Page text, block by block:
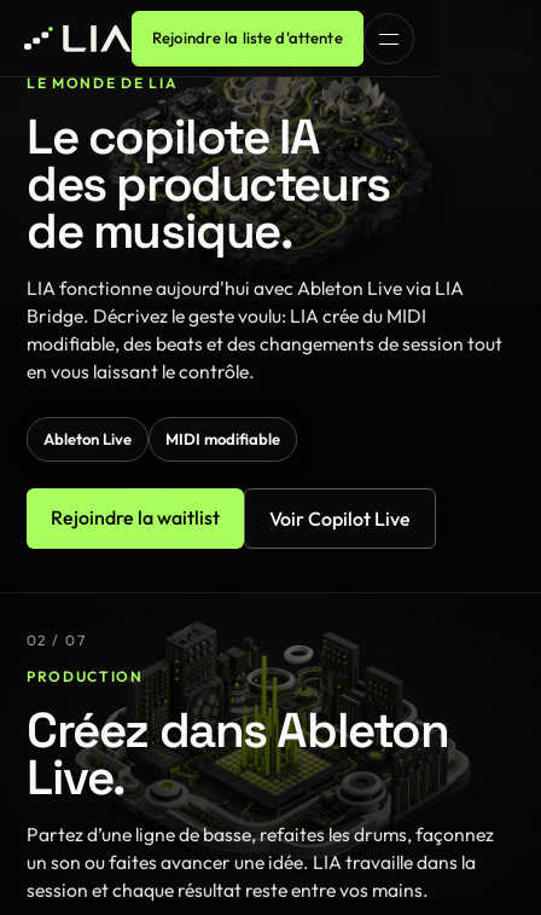
Rejoindre la liste d'attente
01 / 07
LE MONDE DE LIA
Le copilote IA
des producteurs
de musique.
LIA fonctionne aujourd'hui avec Ableton Live via LIA
Bridge. Décrivez le geste voulu: LIA crée du MIDI
modifiable, des beats et des changements de session tout
en vous laissant le contrôle.
Ableton Live MIDI modifiable
Rejoindre la waitlist Voir Copilot Live
02 / 07
PRODUCTION
Créez dans Ableton
Live.
Partez d’une ligne de basse, refaites les drums, façonnez
un son ou faites avancer une idée. LIA travaille dans la
session et chaque résultat reste entre vos mains.